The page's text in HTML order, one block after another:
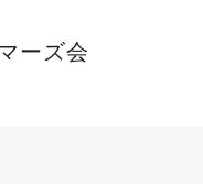
ーズ会